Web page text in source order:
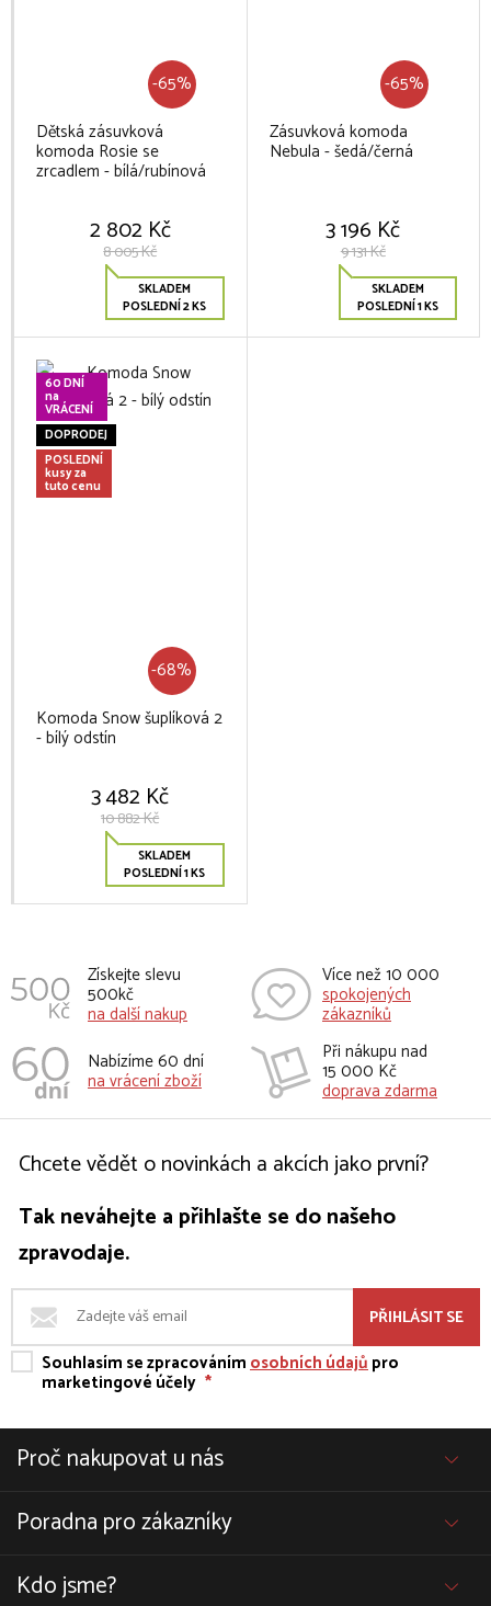
-65%
Dětská zásuvková
komoda Rosie se
zrcadlem - bílá/rubínová
2 802 Kč
8 005 Kč
SKLADEM
POSLEDNÍ 2 KS
-65%
Zásuvková komoda
Nebula - šedá/černá
3 196 Kč
9 131 Kč
SKLADEM
POSLEDNÍ 1 KS
60 DNÍ
na
VRÁCENÍ
DOPRODEJ
POSLEDNÍ
kusy za
tuto cenu
-68%
Komoda Snow šuplíková 2
- bílý odstín
3 482 Kč
10 882 Kč
SKLADEM
POSLEDNÍ 1 KS
Získejte slevu
500kč
na další nakup
Více než 10 000
spokojených
zákazníků
Nabízíme 60 dní
na vrácení zboží
Při nákupu nad
15 000 Kč
doprava zdarma
Chcete vědět o novinkách a akcích jako první?
Tak neváhejte a přihlašte se do našeho
zpravodaje.
PŘIHLÁSIT SE
Souhlasím se zpracovánímosobních údajůpro
marketingové účely *
Proč nakupovat u nás
Poradna pro zákazníky
Kdo jsme?